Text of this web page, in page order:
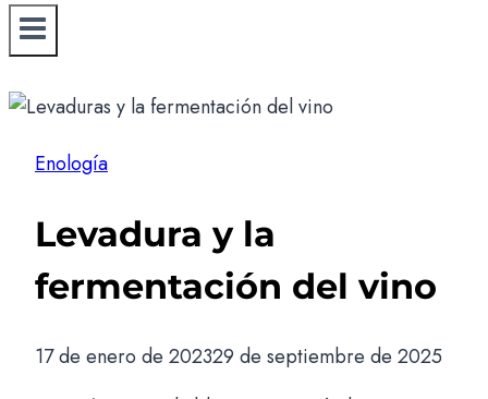
Enología
Levadura y la
fermentación del vino
17 de enero de 202329 de septiembre de 2025